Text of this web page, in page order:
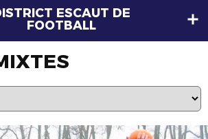
ESCAUT DE
FOOTBALL